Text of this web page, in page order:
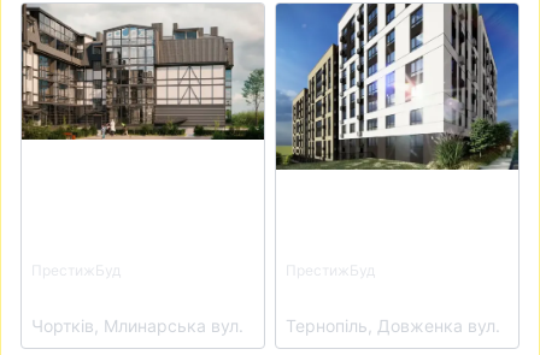
View details for ЖК Баварія
ПрестижБуд
Чортків, Млинарська вул.
View details for ЖК
ПрестижБуд
Тернопіль, Довженка вул.